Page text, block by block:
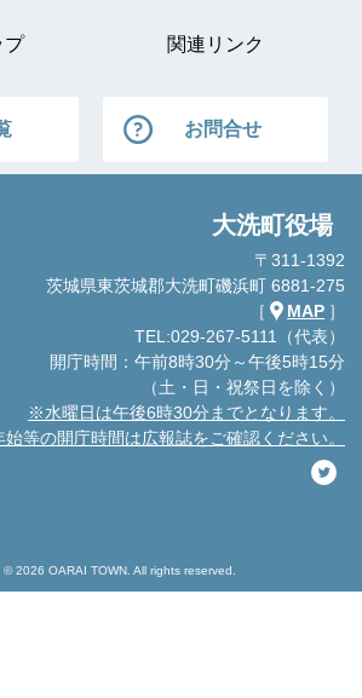
プ 関連リンク
お問合せ
大洗町役場
〒311-1392
茨城県東茨城郡大洗町磯浜町 6881-275
［
MAP ］
TEL:029-267-5111（代表）
開庁時間：午前8時30分～午後5時15分
（土・日・祝祭日を除く）
※水曜日は午後6時30分までとなります。
等の開庁時間は広報誌をご確認ください。
2026 OARAI TOWN. All rights reserved.